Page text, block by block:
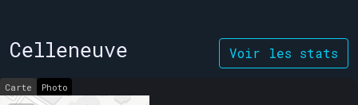
Voir les stats
Celleneuve
Carte Photo